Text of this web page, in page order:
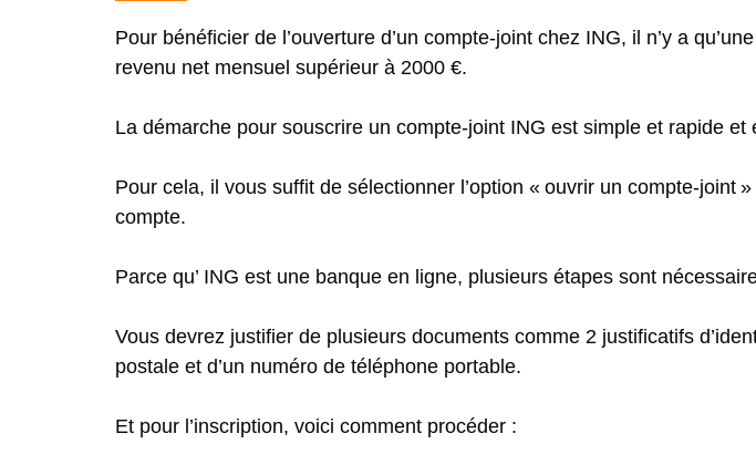
Pour bénéficier de l’ouverture d’un compte-joint chez ING, il n’y a
revenu net mensuel supérieur à 2000 €.
La démarche pour souscrire un compte-joint ING est simple et rapide et
Pour cela, il vous suffit de sélectionner l’option « ouvrir un compte-joint
compte.
Parce qu’ ING est une banque en ligne, plusieurs étapes sont
Vous devrez justifier de plusieurs documents comme 2 justificatifs
postale et d’un numéro de téléphone portable.
Et pour l’inscription, voici comment procéder :